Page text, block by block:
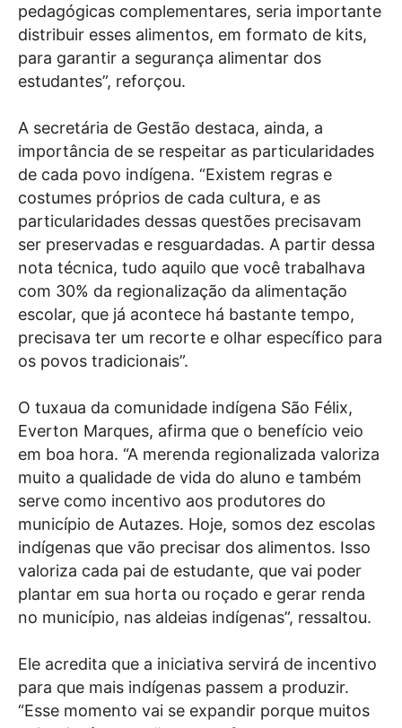
pedagógicas complementares, seria importante
distribuir esses alimentos, em formato de kits,
para garantir a segurança alimentar dos
estudantes”, reforçou.
A secretária de Gestão destaca, ainda, a
importância de se respeitar as particularidades
de cada povo indígena. “Existem regras e
costumes próprios de cada cultura, e as
particularidades dessas questões precisavam
ser preservadas e resguardadas. A partir dessa
nota técnica, tudo aquilo que você trabalhava
com 30% da regionalização da alimentação
escolar, que já acontece há bastante tempo,
precisava ter um recorte e olhar específico para
os povos tradicionais”.
O tuxaua da comunidade indígena São Félix,
Everton Marques, afirma que o benefício veio
em boa hora. “A merenda regionalizada valoriza
muito a qualidade de vida do aluno e também
serve como incentivo aos produtores do
município de Autazes. Hoje, somos dez escolas
indígenas que vão precisar dos alimentos. Isso
valoriza cada pai de estudante, que vai poder
plantar em sua horta ou roçado e gerar renda
no município, nas aldeias indígenas”, ressaltou.
Ele acredita que a iniciativa servirá de incentivo
para que mais indígenas passem a produzir.
“Esse momento vai se expandir porque muitos